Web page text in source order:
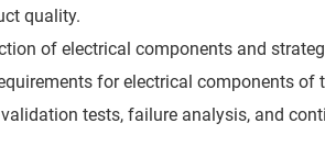
quality.
of electrical components and
for electrical components of
tests, failure analysis, and